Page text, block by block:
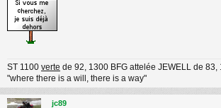
ST 1100 verte de 92, 1300 BFG attelée JEWELL de
"where there is a will, there is a way"
jc89